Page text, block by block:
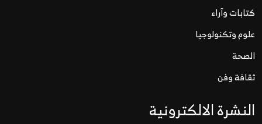
كتابات وآراء
علوم وتكنولوجيا
الصحة
ثقافة وفن
النشرة الالكترونية